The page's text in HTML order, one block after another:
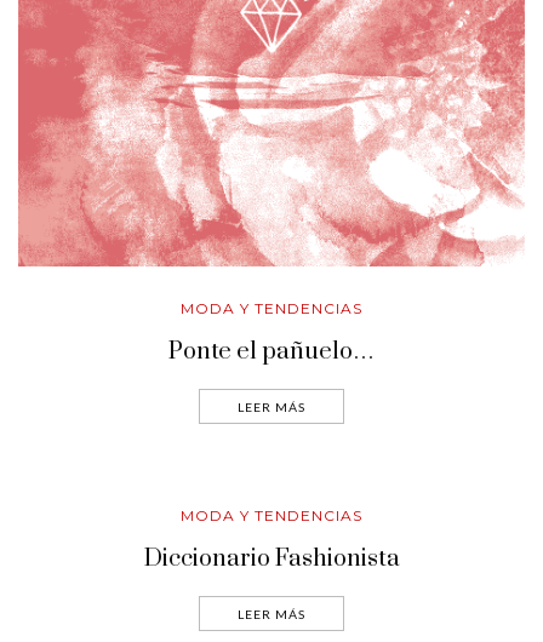
MODA Y TENDENCIAS
Ponte el pañuelo…
LEER MÁS
MODA Y TENDENCIAS
Diccionario Fashionista
LEER MÁS